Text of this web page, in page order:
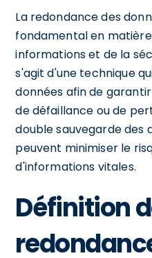
La redondance des
fondamental en
informations et de la
s'agit d'une technique
données afin de
de défaillance ou de
double sauvegarde des
peuvent minimiser le
d'informations vitales.
Définition